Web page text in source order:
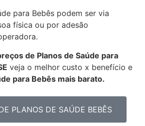
para Bebês podem ser via
física ou por adesão
de Planos de Saúde para
veja o melhor custo x benefício e
para Bebês mais barato.
PLANOS DE SAÚDE BEBÊS